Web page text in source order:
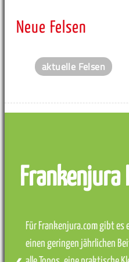
Neue Felsen
aktuelle Felsen
Frankenjura
Für Frankenjura.com gibt es
einen geringen jährlichen